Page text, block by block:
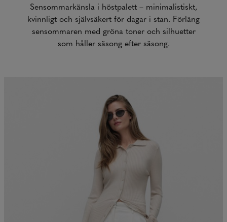
Sensommarkänsla i höstpalett – minimalistiskt,
kvinnligt och självsäkert för dagar i stan. Förläng
sensommaren med gröna toner och silhuetter
som håller säsong efter säsong.